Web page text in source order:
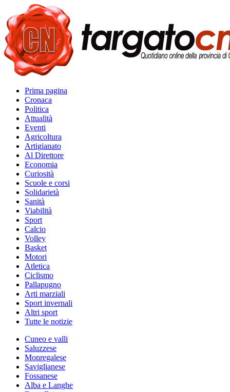
Prima pagina
Cronaca
Politica
Attualità
Eventi
Agricoltura
Artigianato
Al Direttore
Economia
Curiosità
Scuole e corsi
Solidarietà
Sanità
Viabilità
Sport
Calcio
Volley
Basket
Motori
Atletica
Ciclismo
Pallapugno
Arti marziali
Sport invernali
Altri sport
Tutte le notizie
Cuneo e valli
Saluzzese
Monregalese
Saviglianese
Fossanese
Alba e Langhe